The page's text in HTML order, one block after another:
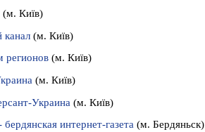
(м. Київ)
(м. Київ)
регионов (м. Київ)
(м. Київ)
Украина (м. Київ)
интернет-газета (м. Бердяньск)